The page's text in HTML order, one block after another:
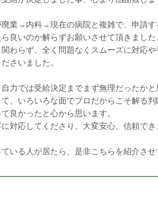
廃業→内科→現在の病院と複雑で、申請す
良いのか解らずお願いさせて頂きました
関わらず、全く問題なくスムーズに対応や
さいました。
力では受給決定までまず無理だったかと
、いろいろな面でプロだからこそ解る判
良かったと心から思います。
対応してくださり、大変安心、信頼でき
いる人が居たら、是非こちらを紹介させ